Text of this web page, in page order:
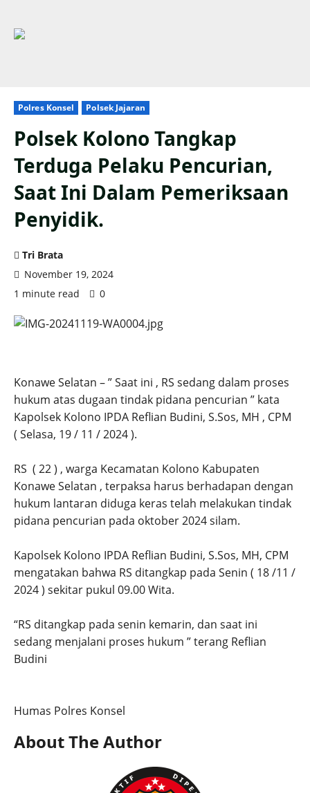
Polres Konsel Polsek Jajaran
Polsek Kolono Tangkap
Terduga Pelaku Pencurian,
Saat Ini Dalam Pemeriksaan
Penyidik.
Tri Brata
November 19, 2024
1 minute read
0
Konawe Selatan – ” Saat ini , RS sedang dalam proses
hukum atas dugaan tindak pidana pencurian ” kata
Kapolsek Kolono IPDA Reflian Budini, S.Sos, MH , CPM
( Selasa, 19 / 11 / 2024 ).
RS ( 22 ) , warga Kecamatan Kolono Kabupaten
Konawe Selatan , terpaksa harus berhadapan dengan
hukum lantaran diduga keras telah melakukan tindak
pidana pencurian pada oktober 2024 silam.
Kapolsek Kolono IPDA Reflian Budini, S.Sos, MH, CPM
mengatakan bahwa RS ditangkap pada Senin ( 18 /11 /
2024 ) sekitar pukul 09.00 Wita.
“RS ditangkap pada senin kemarin, dan saat ini
sedang menjalani proses hukum ” terang Reflian
Budini
Humas Polres Konsel
About The Author